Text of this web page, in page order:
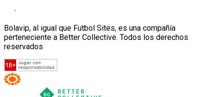
Bolavip, al igual que Futbol Sites, es una compañía
perteneciente a Better Collective. Todos los derechos
reservados